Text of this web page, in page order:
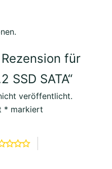
für
SSD SATA“
veröffentlicht.
* markiert